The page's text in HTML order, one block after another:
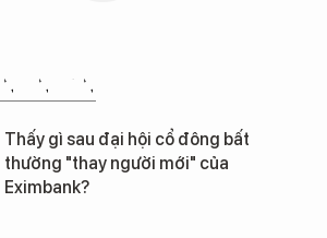
NHÂN
Thấy gì sau đại hội cổ đông bất
thường "thay người mới" của
Eximbank?